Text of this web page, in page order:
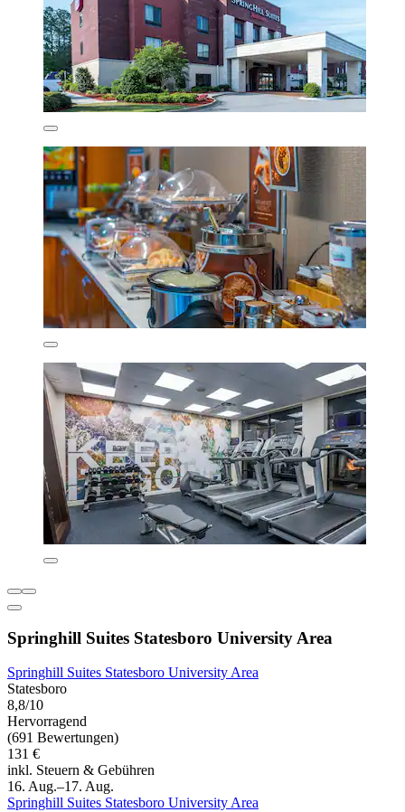
Springhill Suites Statesboro University Area
Springhill Suites Statesboro University Area
Statesboro
8,8/10
Hervorragend
(691 Bewertungen)
131 €
inkl. Steuern & Gebühren
16. Aug.–17. Aug.
Springhill Suites Statesboro University Area